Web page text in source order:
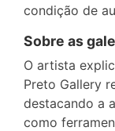
condição de
Sobre as
O artista
Preto Gallery
destacando a
como